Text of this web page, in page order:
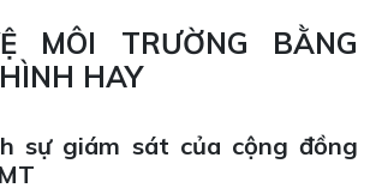
MÔI TRƯỜNG BẰNG
HAY
sự giám sát của cộng đồng